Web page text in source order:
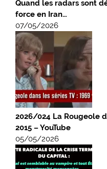
Quand les radars sont
force en Iran…
07/05/2026
2026/024 La Rougeole
2015 – YouTube
05/05/2026